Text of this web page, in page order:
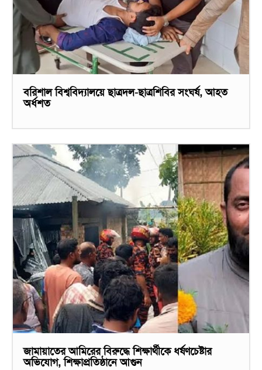
বরিশাল বিশ্ববিদ্যালয়ে ছাত্রদল-ছাত্রশিবির সংঘর্ষ, আহত
অর্ধশত
জামায়াতের আমিরের বিরুদ্ধে শিক্ষার্থীকে ধর্ষণচেষ্টার
অভিযোগ, শিক্ষাপ্রতিষ্ঠানে আগুন